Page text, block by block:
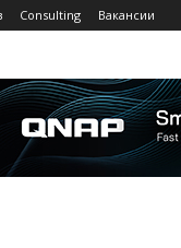
Consulting Вакансии